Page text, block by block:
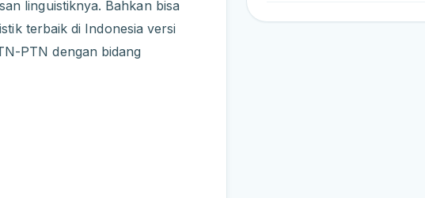
linguistiknya. Bahkan bisa
terbaik di Indonesia versi
PTN dengan bidang